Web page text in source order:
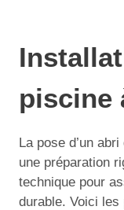
piscine
La pose d’un
une préparation
technique pour
durable. Voici